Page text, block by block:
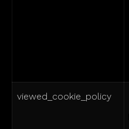
viewed_cookie_policy